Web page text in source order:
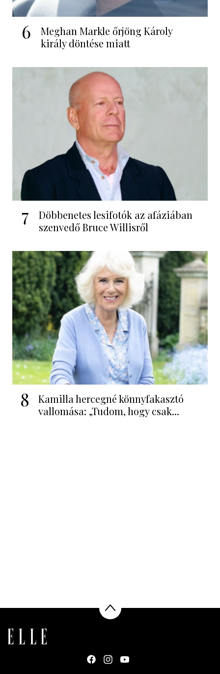
6
Meghan Markle őrjöng Károly
király döntése miatt
7
Döbbenetes lesifotók az afáziában
szenvedő Bruce Willisről
8
Kamilla hercegné könnyfakasztó
vallomása: „Tudom, hogy csak...